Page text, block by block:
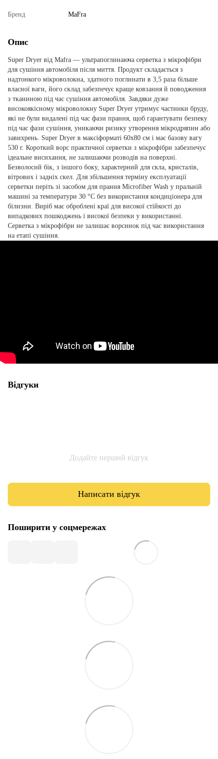
Бренд MaFra
Опис
Super Dryer від Mafra — ультрапоглинаюча серветка з мікрофібри
для сушіння автомобіля після миття. Продукт складається з
надтонкого мікроволокна, здатного поглинати в 3,5 раза більше
власної ваги, його склад забезпечує краще ковзання й поводження
з тканиною під час сушіння автомобіля. Завдяки дуже
високоякісному мікроволокну Super Dryer утримує частинки бруду,
які не були видалені під час фази прання, щоб гарантувати безпеку
під час фази сушіння, уникаючи ризику утворення мікродряпин або
завихрень. Super Dryer в максіформаті 60x80 см і має базову вагу
530 г. Короткий ворс практичної серветки з мікрофібри забезпечує
ідеальне висихання, не залишаючи розводів на поверхні.
Безволосий бік, з іншого боку, характерний для скла, кристалів,
вітрових і задніх скел. Для збільшення терміну експлуатації
серветки періть зі засобом для прання Microfiber Wash у пральній
машині за температури 30 °C без використання кондиціонера для
білизни. Виріб має оброблені краї для високої стійкості до
випадкових пошкоджень і високої безпеки у використанні.
Серветка з мікрофібри не залишає ворсинок під час використання
на етапі сушіння.
Відгуки
Додайте перший відгук
Написати відгук
Поширити у соцмережах